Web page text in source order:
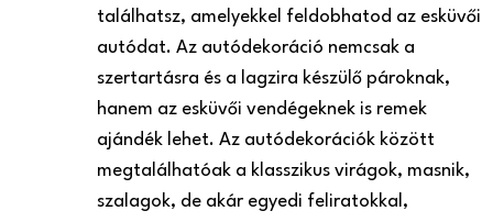
találhatsz, amelyekkel feldobhatod az esküvői
autódat. Az autódekoráció nemcsak a
szertartásra és a lagzira készülő pároknak,
hanem az esküvői vendégeknek is remek
ajándék lehet. Az autódekorációk között
megtalálhatóak a klasszikus virágok, masnik,
szalagok, de akár egyedi feliratokkal,